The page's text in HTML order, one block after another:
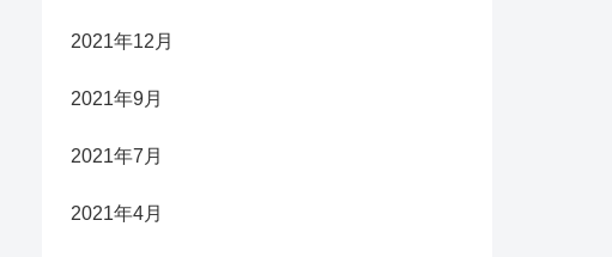
2021年12月
2021年9月
2021年7月
2021年4月